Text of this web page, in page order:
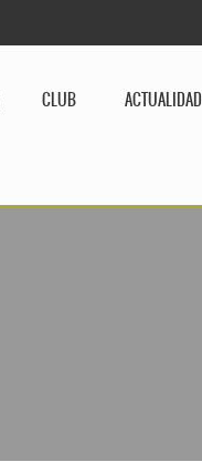
CLUB ACTUALIDAD